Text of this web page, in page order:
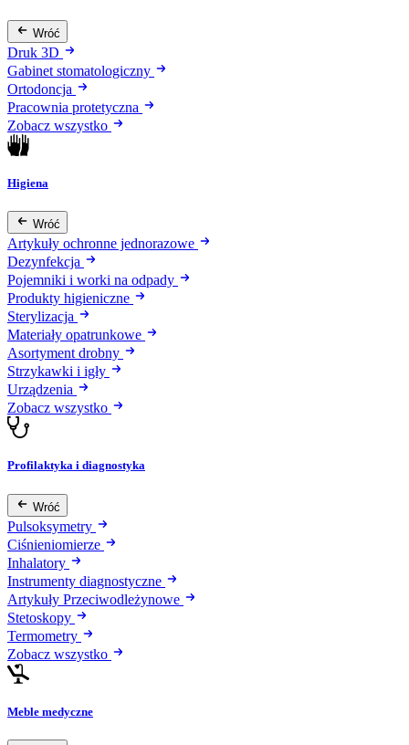
Wróć
Druk 3D
Gabinet stomatologiczny
Ortodoncja
Pracownia protetyczna
Zobacz wszystko
Higiena
Wróć
Artykuły ochronne jednorazowe
Dezynfekcja
Pojemniki i worki na odpady
Produkty higieniczne
Sterylizacja
Materiały opatrunkowe
Asortyment drobny
Strzykawki i igły
Urządzenia
Zobacz wszystko
Profilaktyka i diagnostyka
Wróć
Pulsoksymetry
Ciśnieniomierze
Inhalatory
Instrumenty diagnostyczne
Artykuły Przeciwodleżynowe
Stetoskopy
Termometry
Zobacz wszystko
Meble medyczne